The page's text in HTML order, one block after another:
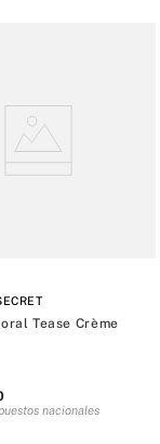
Tease Crème
nacionales